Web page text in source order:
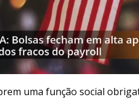
uma função social